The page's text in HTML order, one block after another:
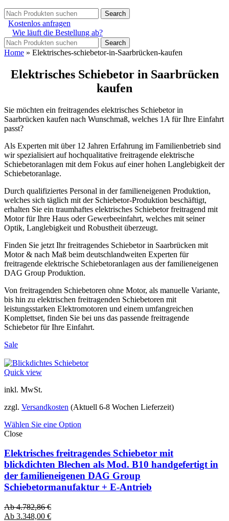
Search
Kostenlos anfragen
Wie läuft die Bestellung ab?
Search
Home » Elektrisches-schiebetor-in-Saarbrücken-kaufen
Elektrisches Schiebetor in Saarbrücken
kaufen
Sie möchten ein freitragendes elektrisches Schiebetor in
Saarbrücken kaufen nach Wunschmaß, welches 1A für Ihre Einfahrt
passt?
Als Experten mit über 12 Jahren Erfahrung im Familienbetrieb sind
wir spezialisiert auf hochqualitative freitragende elektrische
Schiebetoranlagen mit dem Fokus auf einer hohen Langlebigkeit der
Schiebetoranlage.
Durch qualifiziertes Personal in der familieneigenen Produktion,
welches sich täglich mit der Schiebetor-Produktion beschäftigt,
erhalten Sie ein traumhaftes elektrisches Schiebetor freitragend mit
Motor für Ihre Haus oder Gewerbeeinfahrt, welches mit seiner
Optik, Langlebigkeit und Robustheit überzeugt.
Finden Sie jetzt Ihr freitragendes Schiebetor in Saarbrücken mit
Motor & nach Maß beim deutschlandweiten Experten für
freitragende elektrische Schiebetoranlagen aus der familieneigenen
DAG Group Produktion.
Von freitragenden Schiebetoren ohne Motor, als manuelle Variante,
bis hin zu elektrischen freitragenden Schiebetoren mit
leistungsstarken Elektromotoren und einem umfangreichen
Komplettset, finden Sie bei uns das passende freitragende
Schiebetor für Ihre Einfahrt.
Sale
Quick view
inkl. MwSt.
zzgl. Versandkosten (Aktuell 6-8 Wochen Lieferzeit)
Wählen Sie eine Option
Close
Elektrisches freitragendes Schiebetor mit
blickdichten Blechen als Mod. B10 handgefertigt in
der familieneigenen DAG Group
Schiebetormanufaktur + E-Antrieb
Ab4.782,86€
Ab 3.348,00 €